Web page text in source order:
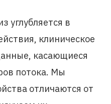
углубляется в
клиническое
касающиеся
потока. Мы
отличаются от